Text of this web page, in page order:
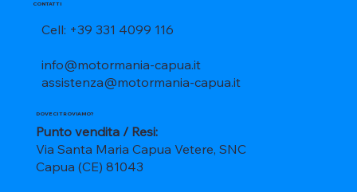
CONTATTI
Cell: +39 331 4099 116
info@motormania-capua.it
assistenza@motormania-capua.it
DOVE CI TROVIAMO?
Punto vendita / Resi:
Via Santa Maria Capua Vetere, SNC
Capua (CE) 81043